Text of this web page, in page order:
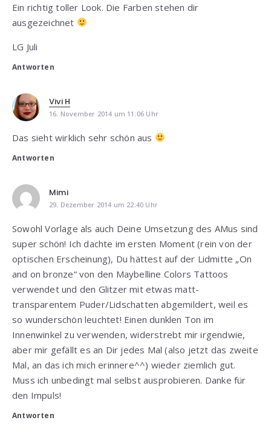
Ein richtig toller Look. Die Farben stehen dir
ausgezeichnet
LG Juli
Antworten
Vivi H
16. November 2014 um 11:06 Uhr
Das sieht wirklich sehr schön aus
Antworten
Mimi
29. Dezember 2014 um 22:40 Uhr
Sowohl Vorlage als auch Deine Umsetzung des AMus sind
super schön! Ich dachte im ersten Moment (rein von der
optischen Erscheinung), Du hättest auf der Lidmitte „On
and on bronze“ von den Maybelline Colors Tattoos
verwendet und den Glitzer mit etwas matt-
transparentem Puder/Lidschatten abgemildert, weil es
so wunderschön leuchtet! Einen dunklen Ton im
Innenwinkel zu verwenden, widerstrebt mir irgendwie,
aber mir gefällt es an Dir jedes Mal (also jetzt das zweite
Mal, an das ich mich erinnere^^) wieder ziemlich gut.
Muss ich unbedingt mal selbst ausprobieren. Danke für
den Impuls!
Antworten